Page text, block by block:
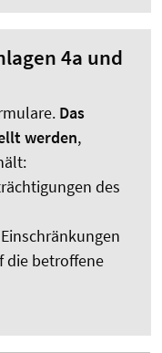
4a und
Das
werden,
des
die betroffene